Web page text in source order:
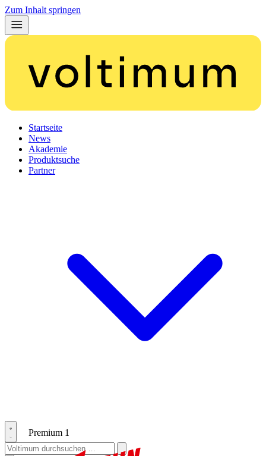
Zum Inhalt springen
Startseite
News
Akademie
Produktsuche
Partner
Premium 1